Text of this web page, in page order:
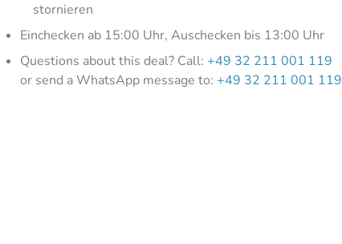
stornieren
Einchecken ab 15:00 Uhr, Auschecken bis 13:00 Uhr
Questions about this deal? Call:+49 32 211 001 119
or send a WhatsApp message to:+49 32 211 001 119